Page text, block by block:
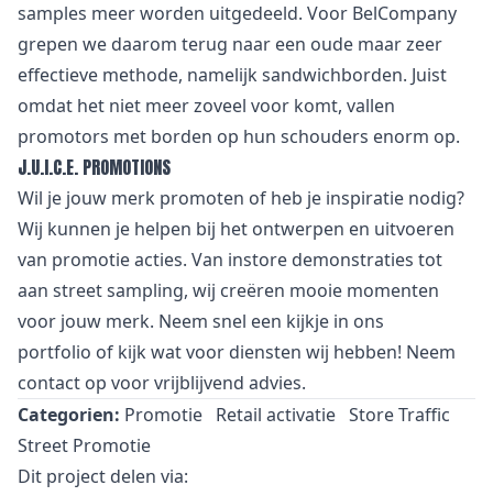
samples meer worden uitgedeeld. Voor BelCompany
grepen we daarom terug naar een oude maar zeer
effectieve methode, namelijk sandwichborden. Juist
omdat het niet meer zoveel voor komt, vallen
promotors met borden op hun schouders enorm op.
J.U.I.C.E. PROMOTIONS
Wil je jouw merk promoten of heb je inspiratie nodig?
Wij kunnen je helpen bij het ontwerpen en uitvoeren
van promotie acties. Van instore demonstraties tot
aan street sampling, wij creëren mooie momenten
voor jouw merk. Neem snel een kijkje in ons
portfolio of kijk wat voor diensten wij hebben! Neem
contact op voor vrijblijvend advies.
Categorien: Promotie Retail activatie Store Traffic
Street Promotie
Dit project delen via: